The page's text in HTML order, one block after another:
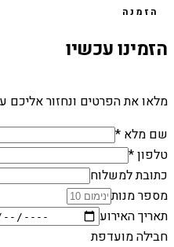
הזמנה
הזמינו עכשיו
מלאו את הפרטים ונחזור
שם מלא *
טלפון *
כתובת למשלוח
מספר מנות
תאריך האירוע
חבילה מועדפת